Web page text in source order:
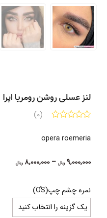
لنز عسلی روشن رومریا اپرا
(0)
opera roemeria
9,000,000 ریال –
8,000,000 ریالPrice
نمره چشم چپ(OُS)